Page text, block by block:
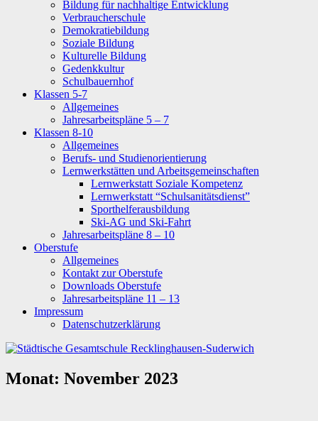
Bildung für nachhaltige Entwicklung
Verbraucherschule
Demokratiebildung
Soziale Bildung
Kulturelle Bildung
Gedenkkultur
Schulbauernhof
Klassen 5-7
Allgemeines
Jahresarbeitspläne 5 – 7
Klassen 8-10
Allgemeines
Berufs- und Studienorientierung
Lernwerkstätten und Arbeitsgemeinschaften
Lernwerkstatt Soziale Kompetenz
Lernwerkstatt “Schulsanitätsdienst”
Sporthelferausbildung
Ski-AG und Ski-Fahrt
Jahresarbeitspläne 8 – 10
Oberstufe
Allgemeines
Kontakt zur Oberstufe
Downloads Oberstufe
Jahresarbeitspläne 11 – 13
Impressum
Datenschutzerklärung
Monat: November 2023